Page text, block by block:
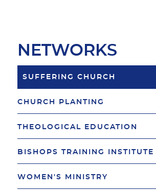
NETWORKS
SUFFERING CHURCH
CHURCH PLANTING
THEOLOGICAL EDUCATION
BISHOPS TRAINING INSTITUTE
WOMEN'S MINISTRY